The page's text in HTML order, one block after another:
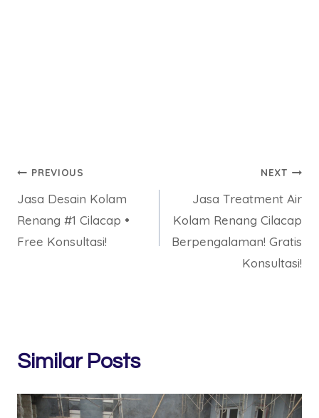
Post
navigation
PREVIOUS
Jasa Desain Kolam
Renang #1 Cilacap •
Free Konsultasi!
NEXT
Jasa Treatment Air
Kolam Renang Cilacap
Berpengalaman! Gratis
Konsultasi!
Similar Posts